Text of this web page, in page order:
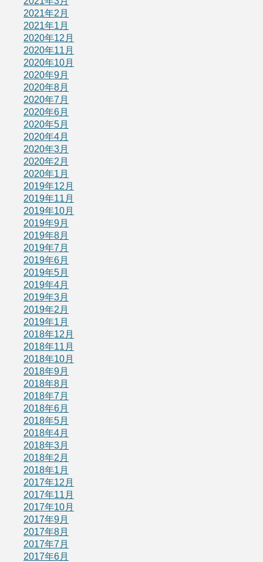
2021年2月
2021年1月
2020年12月
2020年11月
2020年10月
2020年9月
2020年8月
2020年7月
2020年6月
2020年5月
2020年4月
2020年3月
2020年2月
2020年1月
2019年12月
2019年11月
2019年10月
2019年9月
2019年8月
2019年7月
2019年6月
2019年5月
2019年4月
2019年3月
2019年2月
2019年1月
2018年12月
2018年11月
2018年10月
2018年9月
2018年8月
2018年7月
2018年6月
2018年5月
2018年4月
2018年3月
2018年2月
2018年1月
2017年12月
2017年11月
2017年10月
2017年9月
2017年8月
2017年7月
2017年6月